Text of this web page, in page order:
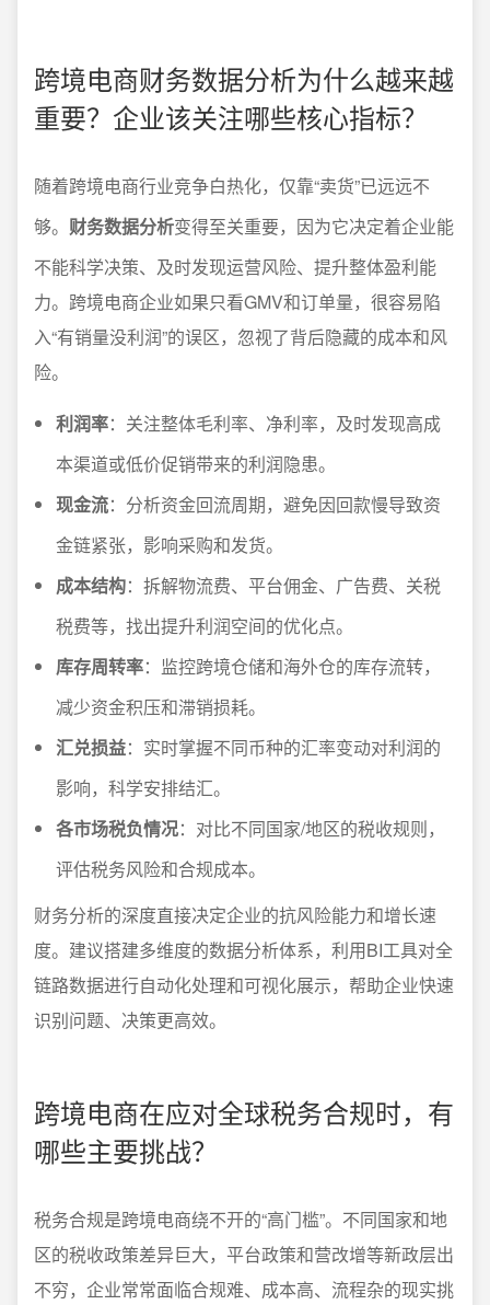
跨境电商财务数据分析为什么越来越
重要？企业该关注哪些核心指标？
随着跨境电商行业竞争白热化，仅靠“卖货”已远远不
够。 财务数据分析变得至关重要，因为它决定着企业能
不能科学决策、及时发现运营风险、提升整体盈利能
力。跨境电商企业如果只看GMV和订单量，很容易陷
入“有销量没利润”的误区，忽视了背后隐藏的成本和风
险。
利润率：关注整体毛利率、净利率，及时发现高成
本渠道或低价促销带来的利润隐患。
现金流：分析资金回流周期，避免因回款慢导致资
金链紧张，影响采购和发货。
成本结构：拆解物流费、平台佣金、广告费、关税
税费等，找出提升利润空间的优化点。
库存周转率：监控跨境仓储和海外仓的库存流转，
减少资金积压和滞销损耗。
汇兑损益：实时掌握不同币种的汇率变动对利润的
影响，科学安排结汇。
各市场税负情况：对比不同国家/地区的税收规则，
评估税务风险和合规成本。
财务分析的深度直接决定企业的抗风险能力和增长速
度。建议搭建多维度的数据分析体系，利用BI工具对全
链路数据进行自动化处理和可视化展示，帮助企业快速
识别问题、决策更高效。
跨境电商在应对全球税务合规时，有
哪些主要挑战？
税务合规是跨境电商绕不开的“高门槛”。不同国家和地
区的税收政策差异巨大，平台政策和营改增等新政层出
不穷，企业常常面临合规难、成本高、流程杂的现实挑